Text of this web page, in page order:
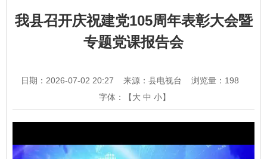
我县召开庆祝建党105周年表彰大会暨
专题党课报告会
日期：2026-07-02 20:27 来源：县电视台 浏览量： 198
字体：【大 中 小】